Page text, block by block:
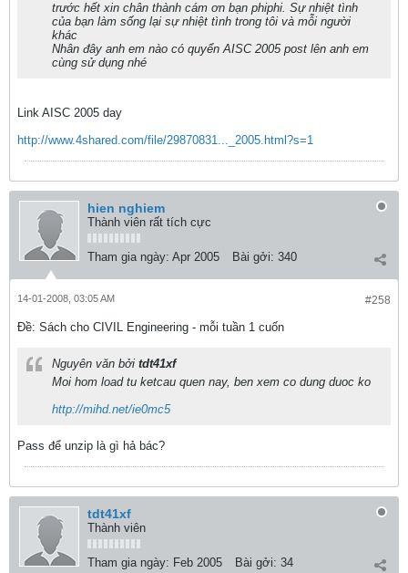
trước hết xin chân thành cám ơn bạn phiphi. Sự nhiệt tình
của bạn làm sống lại sự nhiệt tình trong tôi và mỗi người
khác
Nhân đây anh em nào có quyển AISC 2005 post lên anh em
cùng sử dụng nhé
Link AISC 2005 day
http://www.4shared.com/file/29870831..._2005.html?s=1
hien nghiem
Thành viên rất tích cực
Tham gia ngày: Apr 2005 Bài gởi: 340
#258
14-01-2008, 03:05 AM
Ðề: Sách cho CIVIL Engineering - mỗi tuần 1 cuốn
Nguyên văn bởi tdt41xf
Moi hom load tu ketcau quen nay, ben xem co dung duoc ko
http://mihd.net/ie0mc5
Pass để unzip là gì hả bác?
tdt41xf
Thành viên
Tham gia ngày: Feb 2005 Bài gởi: 34